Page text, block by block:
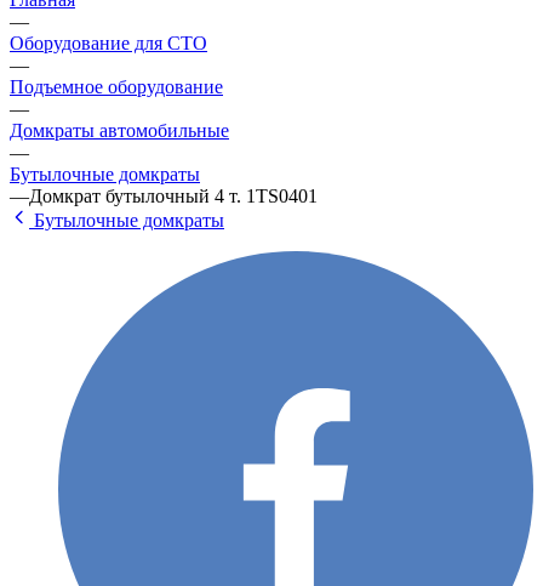
—
Оборудование для СТО
—
Подъемное оборудование
—
Домкраты автомобильные
—
Бутылочные домкраты
—Домкрат бутылочный 4 т. 1TS0401
Бутылочные домкраты